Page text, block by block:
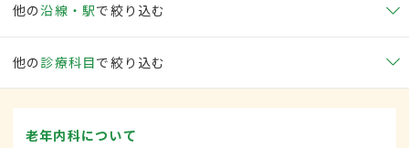
他の沿線・駅で絞り込む
他の 診療科目で絞り込む
老年内科について